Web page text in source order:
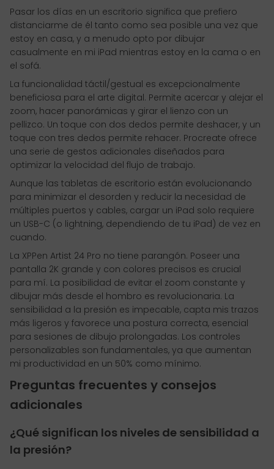
Pasar los días en un escritorio significa que prefiero
distanciarme de él tanto como sea posible una vez que
estoy en casa, y a menudo opto por dibujar
casualmente en mi iPad mientras estoy en la cama o en
el sofá.
La funcionalidad táctil/gestual es excepcionalmente
beneficiosa para el arte digital. Permite acercar y alejar el
zoom, hacer panorámicas y girar el lienzo con un
pellizco. Un toque con dos dedos permite deshacer, y un
toque con tres dedos permite rehacer. Procreate ofrece
una serie de gestos adicionales diseñados para
optimizar la velocidad del flujo de trabajo.
Aunque las tabletas de escritorio están evolucionando
para minimizar el desorden y reducir la necesidad de
múltiples puertos y cables, cargar un iPad solo requiere
un USB-C (o lightning, dependiendo de tu iPad) de vez en
cuando.
La XPPen Artist 24 Pro no tiene parangón. Poseer una
pantalla 2K grande y con colores precisos es crucial
para mí. La posibilidad de evitar el zoom constante y
dibujar más desde el hombro es revolucionaria. La
sensibilidad a la presión es impecable, capta mis trazos
más ligeros y favorece una postura correcta, esencial
para sesiones de dibujo prolongadas. Los controles
personalizables son fundamentales, ya que aumentan
mi productividad en un 50% como mínimo.
Preguntas frecuentes y consejos
adicionales
¿Qué significan los niveles de sensibilidad a
la presión?